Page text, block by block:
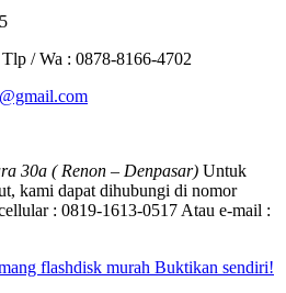
/ Wa : 0878-8166-4702
30a ( Renon – Denpasar) Untuk
kami dapat dihubungi di nomor
: 0819-1613-0517 Atau e-mail :
flashdisk murah Buktikan sendiri!